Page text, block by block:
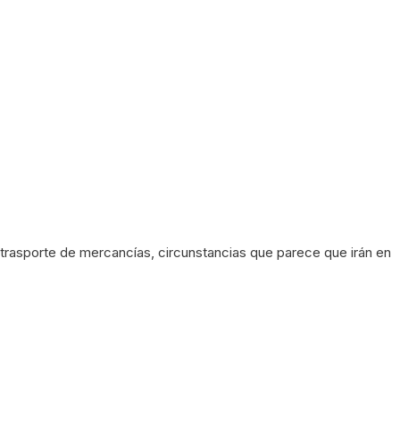
trasporte de mercancías, circunstancias que parece que irán en